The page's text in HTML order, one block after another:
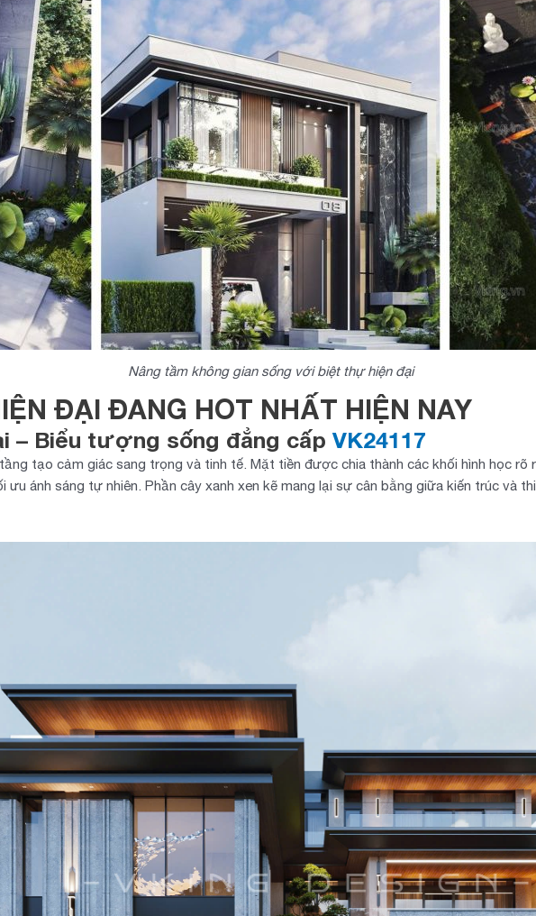
Nâng tầm không gian sống với biệt thự hiện đại
ĐẠI ĐANG HOT NHẤT HIỆN NAY
– Biểu tượng sống đẳng cấp VK24117
tạo cảm giác sang trọng và tinh tế. Mặt tiền được chia thành các khối hình học rõ
ánh sáng tự nhiên. Phần cây xanh xen kẽ mang lại sự cân bằng giữa kiến trúc và